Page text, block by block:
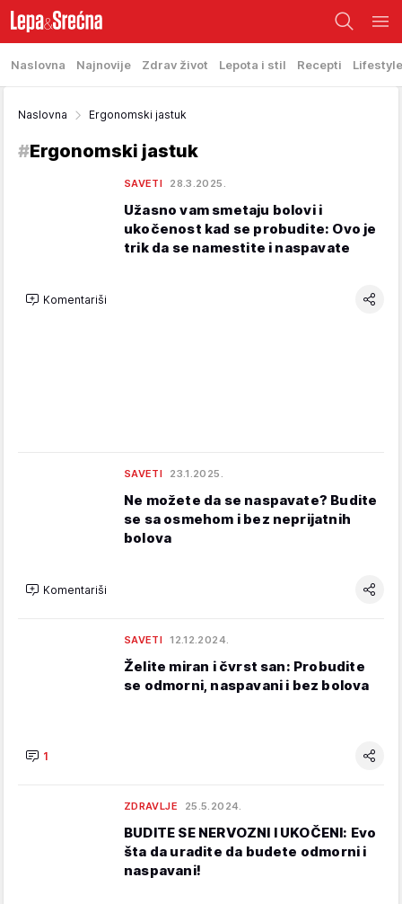
Naslovna Najnovije Zdrav život Lepota i stil Recepti Lifestyle
Naslovna Ergonomski jastuk
#Ergonomski jastuk
SAVETI 28.3.2025.
Užasno vam smetaju bolovi i
ukočenost kad se probudite: Ovo je
trik da se namestite i naspavate
Komentariši
SAVETI 23.1.2025.
Ne možete da se naspavate? Budite
se sa osmehom i bez neprijatnih
bolova
Komentariši
SAVETI 12.12.2024.
Želite miran i čvrst san: Probudite
se odmorni, naspavani i bez bolova
1
ZDRAVLJE 25.5.2024.
BUDITE SE NERVOZNI I UKOČENI: Evo
šta da uradite da budete odmorni i
naspavani!